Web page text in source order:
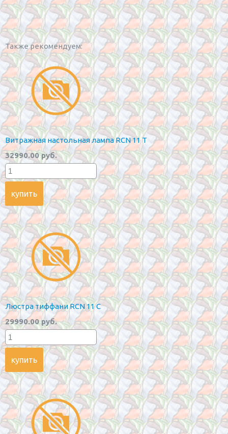
Также рекомендуем:
Витражная настольная лампа RCN 11 T
32990.00 руб.
Люстра тиффани RCN 11 C
29990.00 руб.